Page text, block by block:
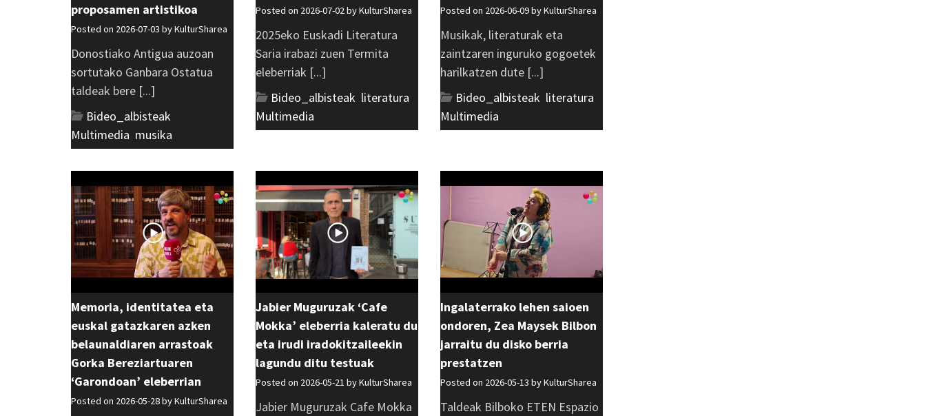
proposamen artistikoa
Posted on 2026-07-03 byKulturSharea
Donostiako Antigua auzoan
sortutako Ganbara Ostatua
taldeak bere [...]
Bideo_albisteak
Multimedia musika
Posted on 2026-07-02 byKulturSharea
2025eko Euskadi Literatura
Saria irabazi zuen Termita
eleberriak [...]
Bideo_albisteak literatura
Multimedia
Posted on 2026-06-09 byKulturSharea
Musikak, literaturak eta
zaintzaren inguruko gogoetek
harilkatzen dute [...]
Bideo_albisteak literatura
Multimedia
Memoria, identitatea eta
euskal gatazkaren azken
belaunaldiaren arrastoak
Gorka Bereziartuaren
‘Garondoan’ eleberrian
Posted on 2026-05-28 byKulturSharea
Jabier Muguruzak ‘Cafe
Mokka’ eleberria kaleratu du
eta irudi iradokitzaileekin
lagundu ditu testuak
Posted on 2026-05-21 byKulturSharea
Jabier Muguruzak Cafe Mokka
Ingalaterrako lehen saioen
ondoren, Zea Maysek Bilbon
jarraitu du disko berria
prestatzen
Posted on 2026-05-13 byKulturSharea
Taldeak Bilboko ETEN Espazio